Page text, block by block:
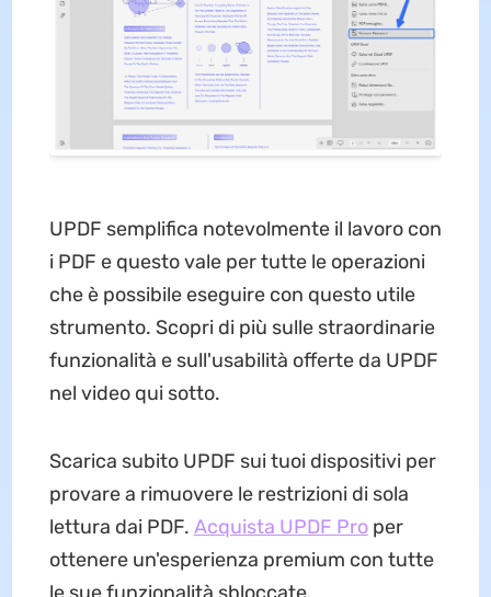
UPDF semplifica notevolmente il lavoro con
i PDF e questo vale per tutte le operazioni
che è possibile eseguire con questo utile
strumento. Scopri di più sulle straordinarie
funzionalità e sull'usabilità offerte da UPDF
nel video qui sotto.
Scarica subito UPDF sui tuoi dispositivi per
provare a rimuovere le restrizioni di sola
lettura dai PDF. Acquista UPDF Proper
ottenere un'esperienza premium con tutte